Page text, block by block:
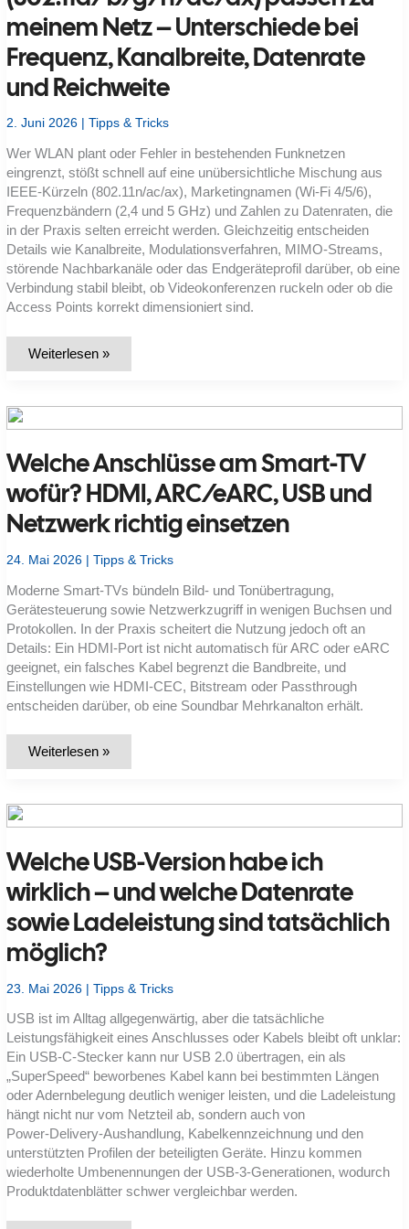
meinem Netz – Unterschiede bei
Frequenz, Kanalbreite, Datenrate
und Reichweite
2. Juni 2026 |Tipps & Tricks
Wer WLAN plant oder Fehler in bestehenden Funknetzen
eingrenzt, stößt schnell auf eine unübersichtliche Mischung aus
IEEE-Kürzeln (802.11n/ac/ax), Marketingnamen (Wi‑Fi 4/5/6),
Frequenzbändern (2,4 und 5 GHz) und Zahlen zu Datenraten, die
in der Praxis selten erreicht werden. Gleichzeitig entscheiden
Details wie Kanalbreite, Modulationsverfahren, MIMO-Streams,
störende Nachbarkanäle oder das Endgeräteprofil darüber, ob eine
Verbindung stabil bleibt, ob Videokonferenzen ruckeln oder ob die
Access Points korrekt dimensioniert sind.
Welche
passen
meinem
–
Unterschiede
bei
Frequenz,
Kanalbreite,
Datenrate
und
Weiterlesen »
Welche Anschlüsse am Smart-TV
wofür? HDMI, ARC/eARC, USB und
Netzwerk richtig einsetzen
24. Mai 2026 |Tipps & Tricks
Moderne Smart-TVs bündeln Bild- und Tonübertragung,
Gerätesteuerung sowie Netzwerkzugriff in wenigen Buchsen und
Protokollen. In der Praxis scheitert die Nutzung jedoch oft an
Details: Ein HDMI-Port ist nicht automatisch für ARC oder eARC
geeignet, ein falsches Kabel begrenzt die Bandbreite, und
Einstellungen wie HDMI-CEC, Bitstream oder Passthrough
entscheiden darüber, ob eine Soundbar Mehrkanalton erhält.
Welche
TV
HDMI,
USB
und
richtig
einsetzen
Weiterlesen »
Welche USB-Version habe ich
wirklich – und welche Datenrate
sowie Ladeleistung sind tatsächlich
möglich?
23. Mai 2026 |Tipps & Tricks
USB ist im Alltag allgegenwärtig, aber die tatsächliche
Leistungsfähigkeit eines Anschlusses oder Kabels bleibt oft unklar:
Ein USB‑C‑Stecker kann nur USB 2.0 übertragen, ein als
„SuperSpeed“ beworbenes Kabel kann bei bestimmten Längen
oder Adernbelegung deutlich weniger leisten, und die Ladeleistung
hängt nicht nur vom Netzteil ab, sondern auch von
Power‑Delivery‑Aushandlung, Kabelkennzeichnung und den
unterstützten Profilen der beteiligten Geräte. Hinzu kommen
wiederholte Umbenennungen der USB‑3‑Generationen, wodurch
Produktdatenblätter schwer vergleichbar werden.